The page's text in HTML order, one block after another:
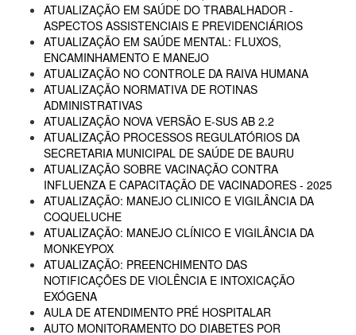
ATUALIZAÇÃO EM SAÚDE DO TRABALHADOR -
ASPECTOS ASSISTENCIAIS E PREVIDENCIÁRIOS
ATUALIZAÇÃO EM SAÚDE MENTAL: FLUXOS,
ENCAMINHAMENTO E MANEJO
ATUALIZAÇÃO NO CONTROLE DA RAIVA HUMANA
ATUALIZAÇÃO NORMATIVA DE ROTINAS
ADMINISTRATIVAS
ATUALIZAÇÃO NOVA VERSÃO E-SUS AB 2.2
ATUALIZAÇÃO PROCESSOS REGULATÓRIOS DA
SECRETARIA MUNICIPAL DE SAÚDE DE BAURU
ATUALIZAÇÃO SOBRE VACINAÇÃO CONTRA
INFLUENZA E CAPACITAÇÃO DE VACINADORES - 2025
ATUALIZAÇÃO: MANEJO CLINICO E VIGILÂNCIA DA
COQUELUCHE
ATUALIZAÇÃO: MANEJO CLÍNICO E VIGILÂNCIA DA
MONKEYPOX
ATUALIZAÇÃO: PREENCHIMENTO DAS
NOTIFICAÇÕES DE VIOLÊNCIA E INTOXICAÇÃO
EXÓGENA
AULA DE ATENDIMENTO PRÉ HOSPITALAR
AUTO MONITORAMENTO DO DIABETES POR